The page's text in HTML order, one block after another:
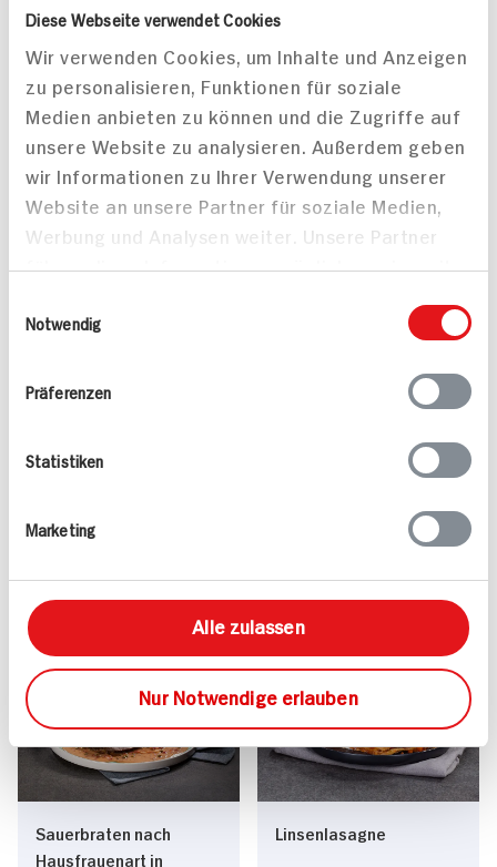
Diese Webseite verwendet Cookies
Wir verwenden Cookies, um Inhalte und Anzeigen
zu personalisieren, Funktionen für soziale
Medien anbieten zu können und die Zugriffe auf
unsere Website zu analysieren. Außerdem geben
wir Informationen zu Ihrer Verwendung unserer
Website an unsere Partner für soziale Medien,
Werbung und Analysen weiter. Unsere Partner
führen diese Informationen möglicherweise mit
bereitgestellt haben oder die sie im Rahmen
Notwendig
Präferenzen
Statistiken
Marketing
Alle zulassen
Nur Notwendige erlauben
Klassische
Rinderrouladen mit
Bratkartoffeln
165 min
789 kcal p. Portion
Rindergulasch mit Pilzen
auf Tagliatelle
165 min
1.166 kcal p. Portion
Lammfilet in
gebratenen Bohnen
1.512 kcal p. Portion
Oliven-Rotwein-Sauce
1.456 kcal p. Portion
Mittel
Sauerbraten nach
Hausfrauenart in
Linsenlasagne